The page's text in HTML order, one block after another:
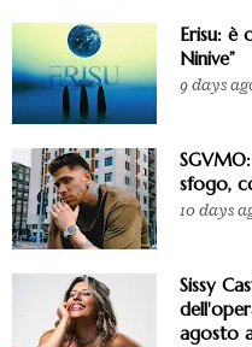
Erisu: è
Ninive”
9 days
sfogo,
10 days
Sissy
agosto